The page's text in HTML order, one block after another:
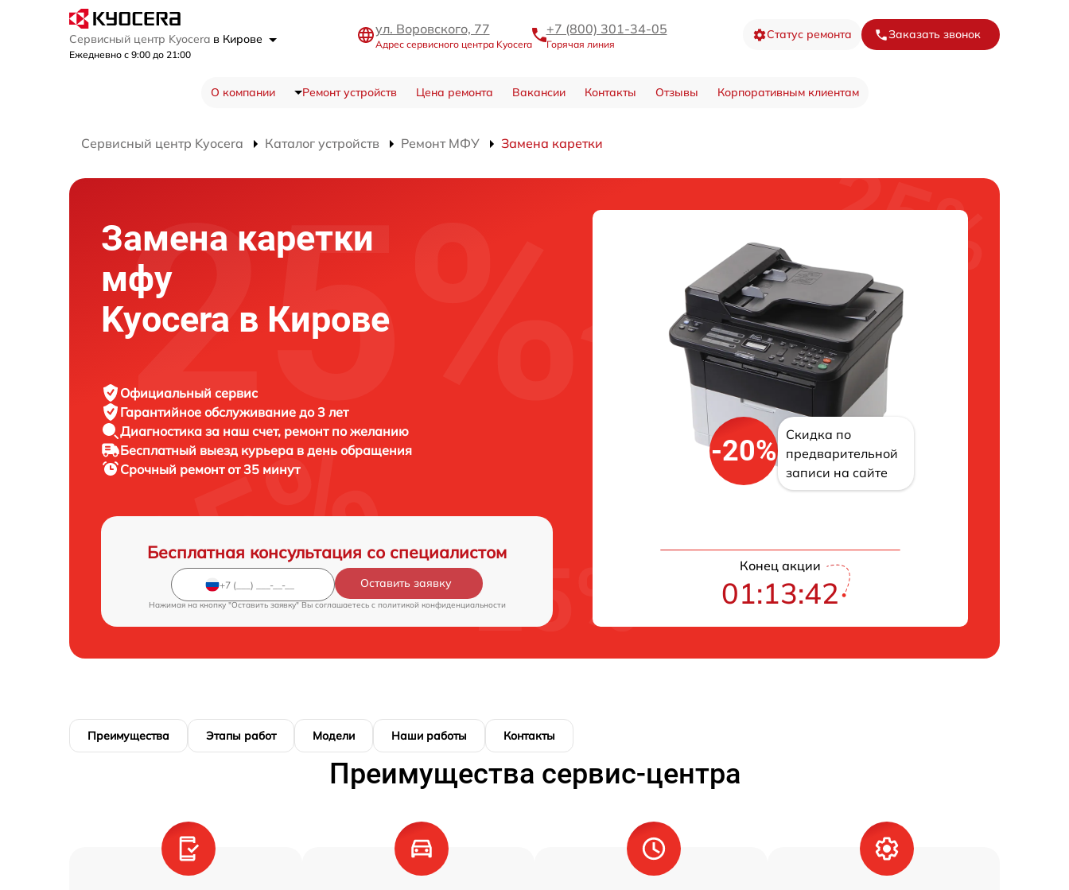
Сервисный центр Kyocera в Кирове
Ежедневно с 9:00 до 21:00
ул. Воровского, 77
Адрес сервисного центра Kyocera
+7 (800) 301-34-05
Горячая линия
Статус ремонта Заказать звонок
О компании Ремонт устройств Цена ремонта Вакансии Контакты Отзывы Корпоративным клиентам
Сервисный центр Kyocera Каталог устройств Ремонт МФУ Замена каретки
Замена каретки
мфу
Kyocera в Кирове
Официальный сервис
Гарантийное обслуживание до 3 лет
Диагностика за наш счет, ремонт по желанию
Бесплатный выезд курьера в день обращения
Срочный ремонтот 35 минут
Бесплатная консультация со специалистом
Оставить заявку
Нажимая на кнопку "Оставить заявку" Вы соглашаетесь c политикой конфиденциальности
-20%
Скидка по
предварительной
записи на сайте
Конец акции
01:13:41
Преимущества Этапы работ Модели Наши работы Контакты
Преимущества сервис-центра